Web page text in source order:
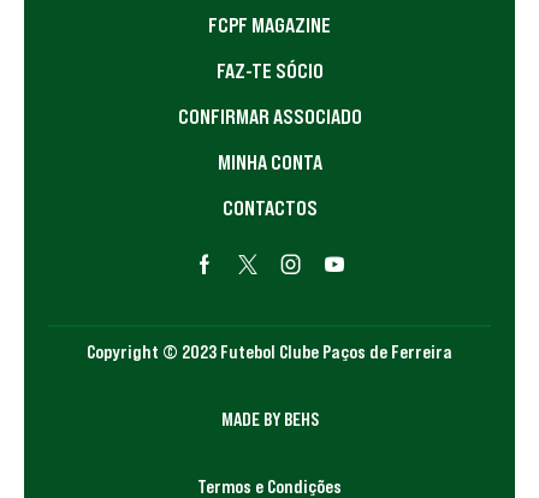
FCPF MAGAZINE
FAZ-TE SÓCIO
CONFIRMAR ASSOCIADO
MINHA CONTA
CONTACTOS
Copyright © 2023 Futebol Clube Paços de Ferreira
MADE BY BEHS
Termos e Condições